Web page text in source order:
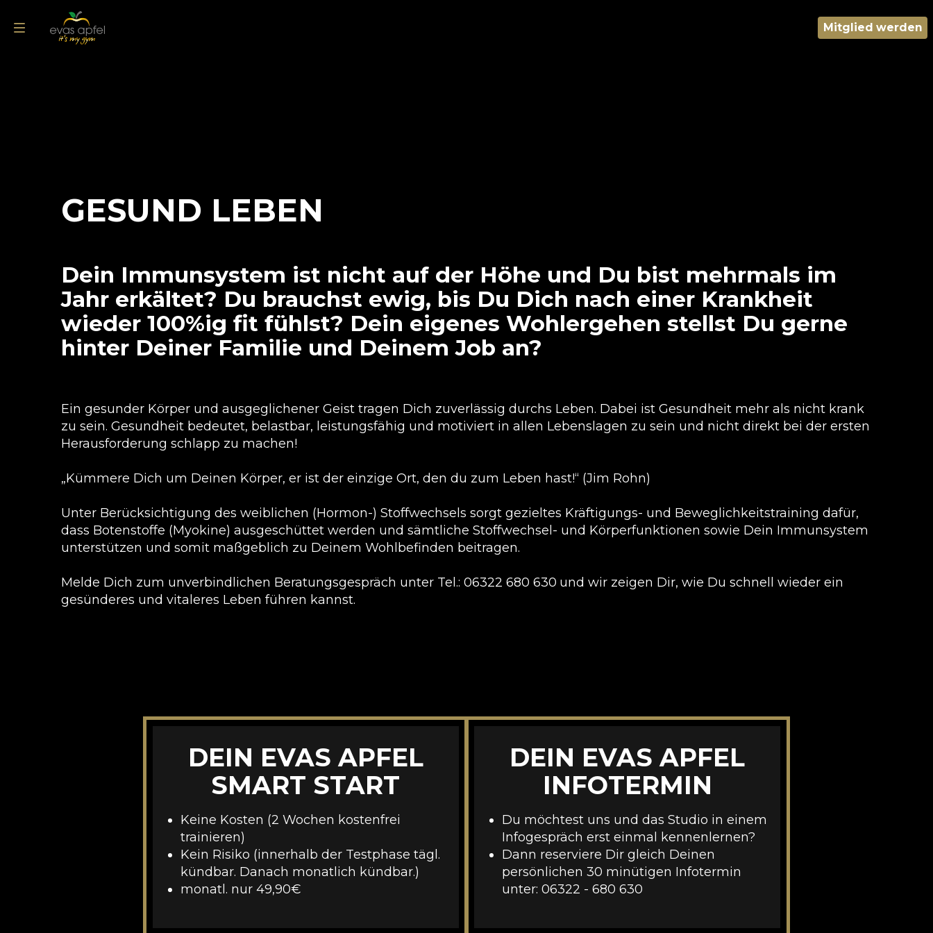
Mitglied werden
GESUND LEBEN
Dein Immunsystem ist nicht auf der Höhe und Du bist mehrmals im
Jahr erkältet? Du brauchst ewig, bis Du Dich nach einer Krankheit
wieder 100%ig fit fühlst? Dein eigenes Wohlergehen stellst Du gerne
hinter Deiner Familie und Deinem Job an?
Ein gesunder Körper und ausgeglichener Geist tragen Dich zuverlässig durchs Leben. Dabei ist Gesundheit mehr als nicht krank
zu sein. Gesundheit bedeutet, belastbar, leistungsfähig und motiviert in allen Lebenslagen zu sein und nicht direkt bei der ersten
Herausforderung schlapp zu machen!
„Kümmere Dich um Deinen Körper, er ist der einzige Ort, den du zum Leben hast!“ (Jim Rohn)
Unter Berücksichtigung des weiblichen (Hormon-) Stoffwechsels sorgt gezieltes Kräftigungs- und Beweglichkeitstraining dafür,
dass Botenstoffe (Myokine) ausgeschüttet werden und sämtliche Stoffwechsel- und Körperfunktionen sowie Dein Immunsystem
unterstützen und somit maßgeblich zu Deinem Wohlbefinden beitragen.
Melde Dich zum unverbindlichen Beratungsgespräch unter Tel.: 06322 680 630 und wir zeigen Dir, wie Du schnell wieder ein
gesünderes und vitaleres Leben führen kannst.
DEIN EVAS APFEL
SMART START
Keine Kosten (2 Wochen kostenfrei
trainieren)
Kein Risiko (innerhalb der Testphase tägl.
kündbar. Danach monatlich kündbar.)
monatl. nur 49,90€
DEIN EVAS APFEL
INFOTERMIN
Du möchtest uns und das Studio in einem
Infogespräch erst einmal kennenlernen?
Dann reserviere Dir gleich Deinen
persönlichen 30 minütigen Infotermin
unter:06322 - 680 630